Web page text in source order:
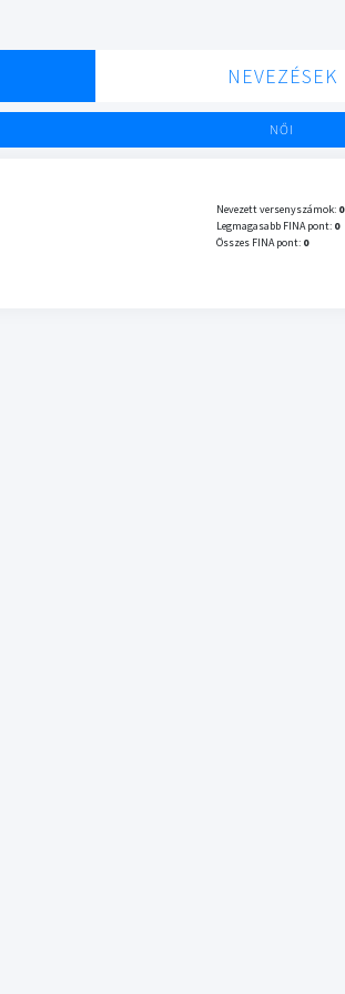
NEVEZÉSEK
NŐI
Nevezett versenyszámok: 0
Legmagasabb FINA pont: 0
Összes FINA pont: 0